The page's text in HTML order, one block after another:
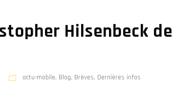
Hilsenbeck de
actu-mobile, Blog, Brèves, Dernières infos